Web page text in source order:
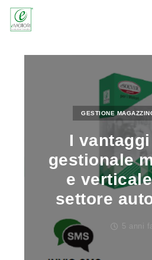
GESTIONE
I
gestionale
e
settore
5 anni